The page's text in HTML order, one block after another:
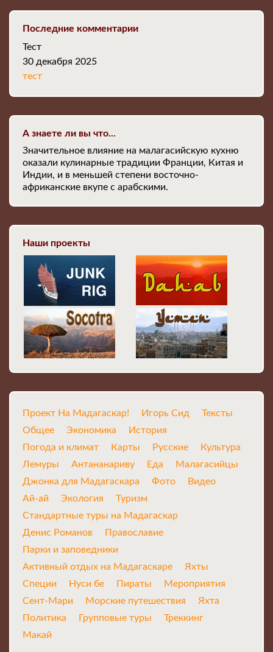
Последние комментарии
Тест
30 декабря 2025
тест
А знаете ли вы что...
Значительное влияние на малагасийскую кухню
оказали кулинарные традиции Франции, Китая и
Индии, и в меньшей степени восточно-
африканские вкупе с арабскими.
Наши проекты
Проект На Мадагаскар! Игорь Сид
Тексты
Общее
Экономика
История
Погода и климат
Карты Русские
Культура
Лемуры
Антананариву Еда
Малагасийцы
Джонка для Мадагаскара
Фото
Видео
Ай-ай
Экология
Туризм
Стандартные туры на Мадагаскар
Денис Романов
Православие
Парки и заповедники
Активный отдых на Мадагаскаре
Яхты
Специи
Нуси бе Пираты
Мероприятия
Сент-Мари
Морские путешествия
Яхта
Политика
Групповые туры
Треккинг
Макай